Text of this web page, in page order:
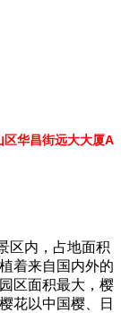
区华昌街远大大厦A
区内，占地面积
着来自国内外的
区面积最大，樱
花以中国樱、日